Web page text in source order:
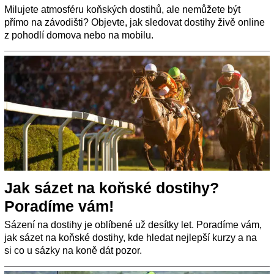
Milujete atmosféru koňských dostihů, ale nemůžete být
přímo na závodišti? Objevte, jak sledovat dostihy živě online
z pohodlí domova nebo na mobilu.
Jak sázet na koňské dostihy?
Poradíme vám!
Sázení na dostihy je oblíbené už desítky let. Poradíme vám,
jak sázet na koňské dostihy, kde hledat nejlepší kurzy a na
si co u sázky na koně dát pozor.